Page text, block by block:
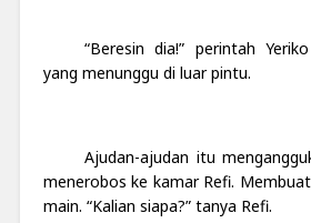
“Beresin dia!” perintah
yang menunggu di luar pintu.
Ajudan-ajudan itu
menerobos ke kamar Refi.
main. “Kalian siapa?” tanya Refi.